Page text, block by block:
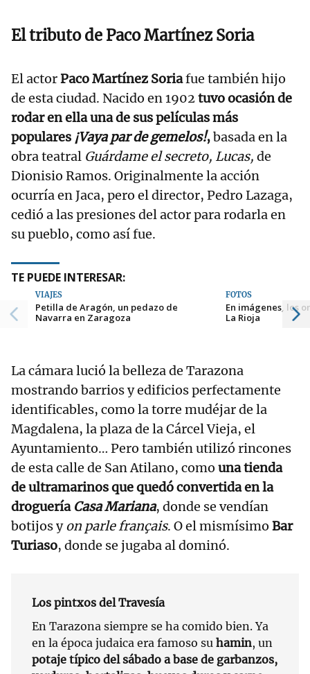
El tributo de Paco Martínez Soria
El actorPaco Martínez Soriafue también hijo
de esta ciudad. Nacido en 1902 tuvo ocasión de
rodar en ella una de sus películas más
populares ¡Vaya par de gemelos!,basada en la
obra teatral Guárdame el secreto, Lucas, de
Dionisio Ramos. Originalmente la acción
ocurría en Jaca, pero el director, Pedro Lazaga,
cedió a las presiones del actor para rodarla en
su pueblo, como así fue.
TE PUEDE INTERESAR:
VIAJES
Petilla de Aragón, un pedazo de
Navarra en Zaragoza
FOTOS
En imágenes, los
La Rioja
La cámara lució la belleza de Tarazona
mostrando barrios y edificios perfectamente
identificables, como la torre mudéjar de la
Magdalena, la plaza de la Cárcel Vieja, el
Ayuntamiento… Pero también utilizó rincones
de esta calle de San Atilano, como una tienda
de ultramarinos que quedó convertida en la
droguería Casa Mariana, donde se vendían
botijos yon parle français. O el mismísimo Bar
Turiaso, donde se jugaba al dominó.
Los pintxos del Travesía
En Tarazona siempre se ha comido bien. Ya
en la época judaica era famoso su hamin, un
potaje típico del sábado a base de garbanzos,